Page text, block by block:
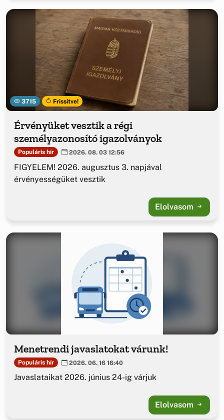
3715 Frissítve!
Érvényüket vesztik a régi
személyazonosító igazolványok
Populáris hír 2026. 08. 03 12:56
FIGYELEM! 2026. augusztus 3. napjával
érvényességüket vesztik
Elolvasom
Menetrendi javaslatokat várunk!
Populáris hír 2026. 06. 16 16:40
Javaslataikat 2026. június 24-ig várjuk
Elolvasom